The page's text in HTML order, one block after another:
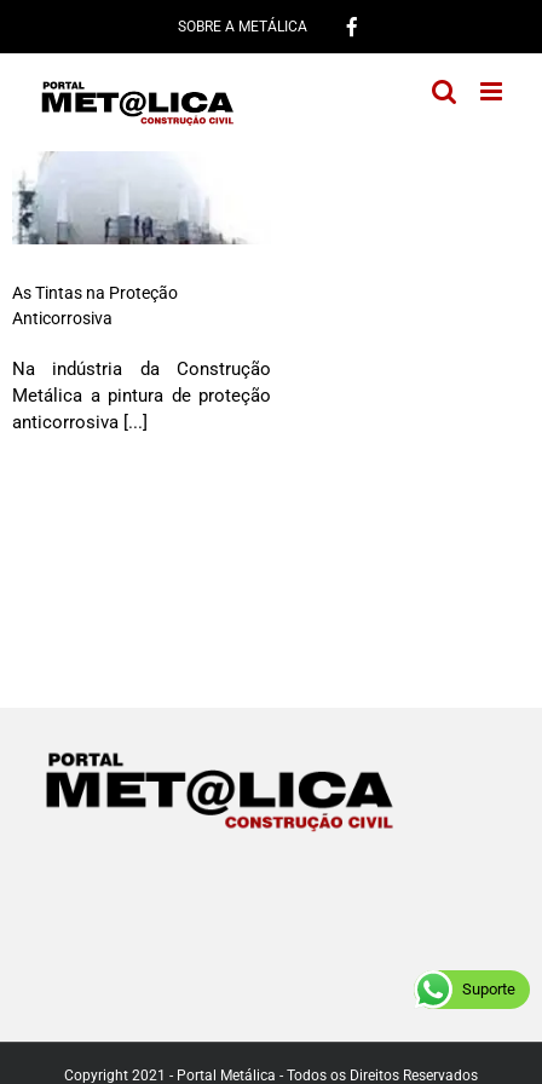
conteúdo
SOBRE A METÁLICA
As Tintas na Proteção
Anticorrosiva
Na indústria da Construção
Metálica a pintura de proteção
anticorrosiva [...]
Copyright 2021 - Portal Metálica - Todos os Direitos Reservados
Suporte